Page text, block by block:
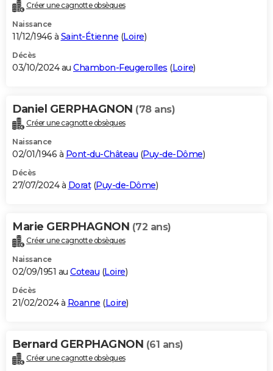
Créer une cagnotte obsèques
Naissance
11/12/1946 à Saint-Étienne (Loire)
Décès
03/10/2024 au Chambon-Feugerolles (Loire)
Daniel GERPHAGNON (78 ans)
Créer une cagnotte obsèques
Naissance
02/01/1946 à Pont-du-Château (Puy-de-Dôme)
Décès
27/07/2024 à Dorat(Puy-de-Dôme)
Marie GERPHAGNON (72 ans)
Créer une cagnotte obsèques
Naissance
02/09/1951 au Coteau (Loire)
Décès
21/02/2024 à Roanne (Loire)
Bernard GERPHAGNON (61 ans)
Créer une cagnotte obsèques